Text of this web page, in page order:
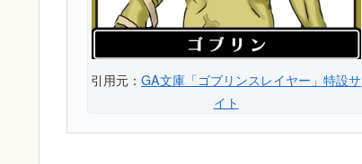
引用元：GA文庫「ゴブリンスレイヤー」特設サ
イト